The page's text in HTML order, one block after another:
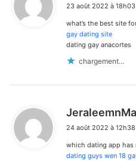
t
23 août 2022 à 18h03
what’s the best site
gay dating site
dating gay anacortes
chargement…
JeraleemnMa
24 août 2022 à 12h38
which dating app has
dating guys wen 18